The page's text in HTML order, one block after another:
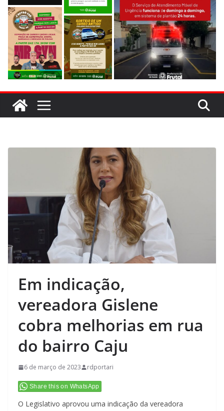
Em indicação,
vereadora Gislene
cobra melhorias em rua
do bairro Caju
6 de março de 2023 rdportari
Share this on WhatsApp
O Legislativo aprovou uma indicação da vereadora